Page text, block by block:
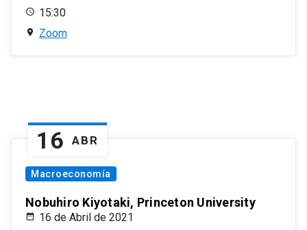
15:30
Zoom
16 ABR
Macroeconomía
Nobuhiro Kiyotaki, Princeton University
16 de Abril de 2021